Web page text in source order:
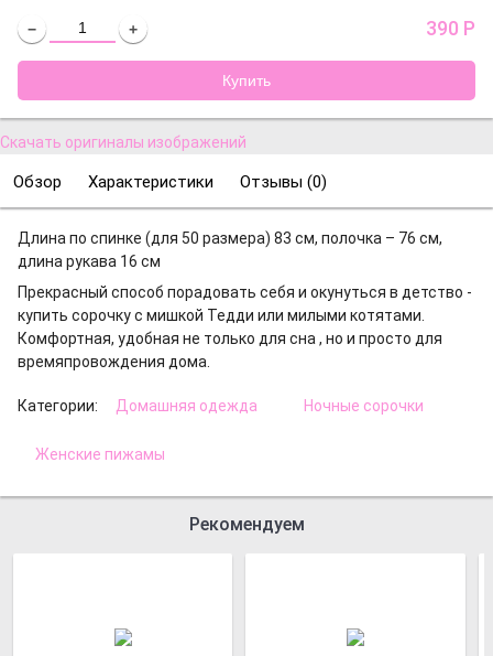
− + 390 Р
Скачать оригиналы изображений
Обзор Характеристики Отзывы (0)
Длина по спинке (для 50 размера) 83 см, полочка – 76 см,
длина рукава 16 см
Прекрасный способ порадовать себя и окунуться в детство -
купить сорочку с мишкой Тедди или милыми котятами.
Комфортная, удобная не только для сна , но и просто для
времяпровождения дома.
Категории: Домашняя одежда Ночные сорочки
Женские пижамы
Рекомендуем